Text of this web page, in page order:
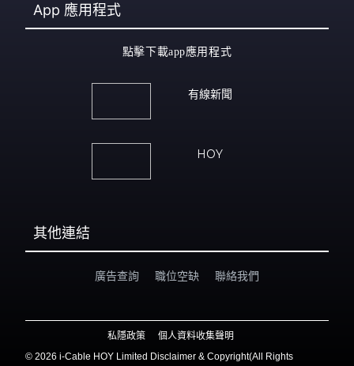
App 應用程式
點擊下載app應用程式
有線新聞
HOY
其他連結
廣告查詢 職位空缺 聯絡我們
私隱政策
個人資料收集聲明
© 2026 i-Cable HOY Limited Disclaimer & Copyright(All Rights